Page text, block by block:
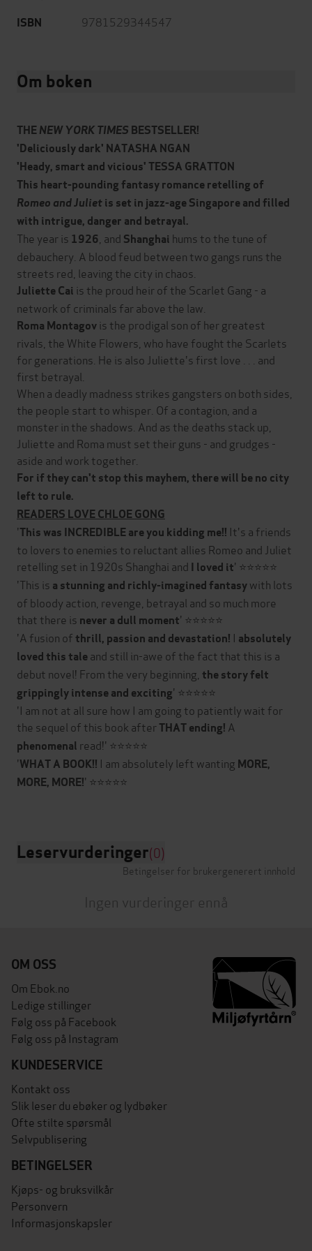
ISBN 9781529344547
Om boken
THENEW YORK TIMES BESTSELLER!
'Deliciously dark' NATASHA NGAN
'Heady, smart and vicious' TESSA GRATTON
This heart-pounding fantasy romance retelling of
Romeo and Julietis set in jazz-age Singapore and filled
with intrigue, danger and betrayal.
The year is 1926 , and Shanghai hums to the tune of
debauchery. A blood feud between two gangs runs the
streets red, leaving the city in chaos.
Juliette Cai is the proud heir of the Scarlet Gang - a
network of criminals far above the law.
Roma Montagovis the prodigal son of her greatest
rivals, the White Flowers, who have fought the Scarlets
for generations. He is also Juliette's first love . . . and
first betrayal.
When a deadly madness strikes gangsters on both sides,
the people start to whisper. Of a contagion, and a
monster in the shadows. And as the deaths stack up,
Juliette and Roma must set their guns - and grudges -
aside and work together.
For if they can't stop this mayhem, there will be no city
left to rule.
READERS LOVE CHLOE GONG
'This was INCREDIBLE are you kidding me!! It's a friends
to lovers to enemies to reluctant allies Romeo and Juliet
retelling set in 1920s Shanghai and I loved it' ⭐⭐⭐⭐⭐
'This is a stunning and richly-imagined fantasywith lots
of bloody action, revenge, betrayal and so much more
that there is never a dull moment' ⭐⭐⭐⭐⭐
'A fusion of thrill, passion and devastation! I absolutely
loved this taleand still in-awe of the fact that this is a
debut novel! From the very beginning, the story felt
grippingly intense and exciting' ⭐⭐⭐⭐⭐
'I am not at all sure how I am going to patiently wait for
the sequel of this book afterTHAT ending! A
phenomenal read!' ⭐⭐⭐⭐⭐
'WHAT A BOOK!! I am absolutely left wanting MORE,
MORE, MORE!' ⭐⭐⭐⭐⭐
Leservurderinger(0)
Betingelser for brukergenerert innhold
Ingen vurderinger ennå
OM OSS
Om Ebok.no
Ledige stillinger
Følg oss på Facebook
Følg oss på Instagram
KUNDESERVICE
Kontakt oss
Slik leser du ebøker og lydbøker
Ofte stilte spørsmål
Selvpublisering
BETINGELSER
Kjøps- og bruksvilkår
Personvern
Informasjonskapsler